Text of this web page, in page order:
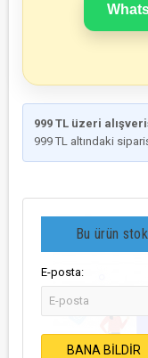
999 TL üzeri
999 TL altındaki
Bu ürün
E-posta:
BANA BILDIR